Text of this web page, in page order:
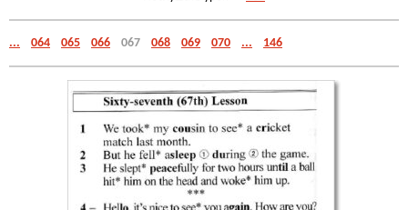
... 064 065 066 067 068 069 070 ... 146